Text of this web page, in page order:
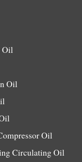
Oil
Oil
Oil
Circulating Oil